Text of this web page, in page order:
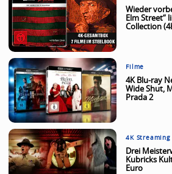
Wieder
Elm Street“
Collection
Filme
4K Blu-ray
Wide Shut,
Prada 2
4K Streaming
Drei
Kubricks
Euro